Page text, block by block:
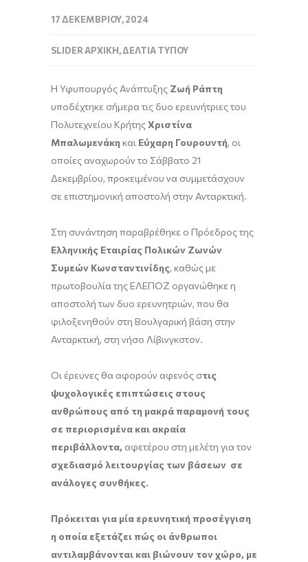
17 ΔΕΚΕΜΒΡΊΟΥ, 2024
SLIDER ΑΡΧΙΚΉ,ΔΕΛΤΊΑ ΤΎΠΟΥ
Η Υφυπουργός Ανάπτυξης Ζωή Ράπτη
υποδέχτηκε σήμερα τις δυο ερευνήτριες του
Πολυτεχνείου ΚρήτηςΧριστίνα
Μπαλωμενάκη και Εύχαρη Γουρουντή, οι
οποίες αναχωρούν το Σάββατο 21
Δεκεμβρίου, προκειμένου να συμμετάσχουν
σε επιστημονική αποστολή στην Ανταρκτική.
Στη συνάντηση παραβρέθηκε ο Πρόεδρος της
Ελληνικής Εταιρίας Πολικών Ζωνών
Συμεών Κωνσταντινίδης, καθώς με
πρωτοβουλία της ΕΛΕΠΟΖ οργανώθηκε η
αποστολή των δυο ερευνητριών, που θα
φιλοξενηθούν στη Βουλγαρική βάση στην
Ανταρκτική, στη νήσο Λίβινγκστον.
Οι έρευνες θα αφορούν αφενός στις
ψυχολογικές επιπτώσεις στους
ανθρώπους από τη μακρά παραμονή τους
σε περιορισμένα και ακραία
περιβάλλοντα, αφετέρου στη μελέτη για τον
σχεδιασμό λειτουργίας των βάσεων σε
ανάλογες συνθήκες.
Πρόκειται για μία ερευνητική προσέγγιση
η οποία εξετάζει πώς οι άνθρωποι
αντιλαμβάνονται και βιώνουν τον χώρο, με